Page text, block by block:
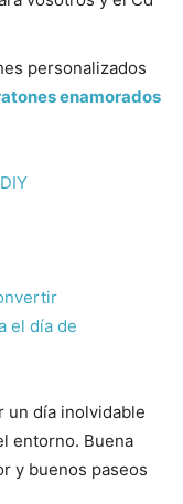
personalizados
enamorados
un día inolvidable
entorno. Buena
y buenos paseos